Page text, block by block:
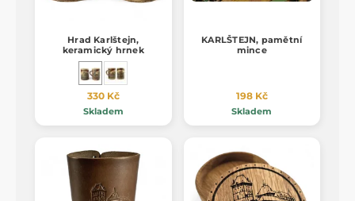
Hrad Karlštejn,
keramický hrnek
330 Kč
Skladem
KARLŠTEJN, pamětní
mince
198 Kč
Skladem